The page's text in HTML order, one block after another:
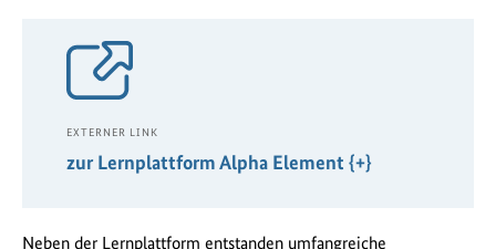
EXTERNER LINK
zur Lernplattform Alpha Element {+}
Neben der Lernplattform entstanden umfangreiche